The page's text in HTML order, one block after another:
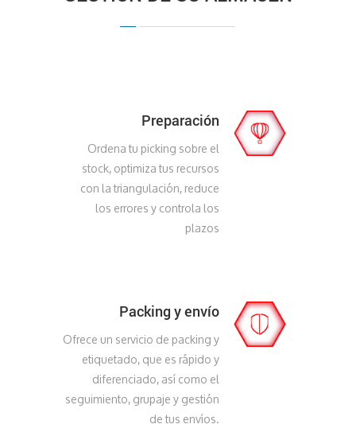
Preparación
Ordena tu picking sobre el
stock, optimiza tus recursos
con la triangulación, reduce
los errores y controla los
plazos
Packing y envío
Ofrece un servicio de packing y
etiquetado, que es rápido y
diferenciado, así como el
seguimiento, grupaje y gestión
de tus envíos.